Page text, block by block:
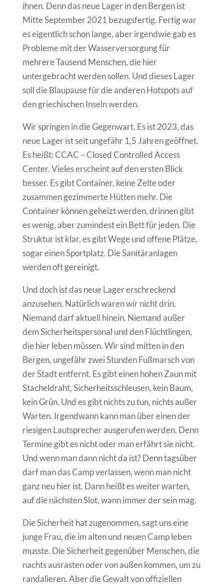
ihnen. Denn das neue Lager in den Bergen ist
Mitte September 2021 bezugsfertig. Fertig war
es eigentlich schon lange, aber irgendwie gab es
Probleme mit der Wasserversorgung für
mehrere Tausend Menschen, die hier
untergebracht werden sollen. Und dieses Lager
soll die Blaupause für die anderen Hotspots auf
den griechischen Inseln werden.
Wir springen in die Gegenwart. Es ist 2023, das
neue Lager ist seit ungefähr 1,5 Jahren geöffnet.
Es heißt: CCAC – Closed Controlled Access
Center. Vieles erscheint auf den ersten Blick
besser. Es gibt Container, keine Zelte oder
zusammen gezimmerte Hütten mehr. Die
Container können geheizt werden, drinnen gibt
es wenig, aber zumindest ein Bett für jeden. Die
Struktur ist klar, es gibt Wege und offene Plätze,
sogar einen Sportplatz. Die Sanitäranlagen
werden oft gereinigt.
Und doch ist das neue Lager erschreckend
anzusehen. Natürlich waren wir nicht drin.
Niemand darf aktuell hinein. Niemand außer
dem Sicherheitspersonal und den Flüchtlingen,
die hier leben müssen. Wir sind mitten in den
Bergen, ungefähr zwei Stunden Fußmarsch von
der Stadt entfernt. Es gibt einen hohen Zaun mit
Stacheldraht, Sicherheitsschleusen, kein Baum,
kein Grün. Und es gibt nichts zu tun, nichts außer
Warten. Irgendwann kann man über einen der
riesigen Lautsprecher ausgerufen werden. Denn
Termine gibt es nicht oder man erfährt sie nicht.
Und wenn man dann nicht da ist? Denn tagsüber
darf man das Camp verlassen, wenn man nicht
ganz neu hier ist. Dann heißt es weiter warten,
auf die nächsten Slot, wann immer der sein mag.
Die Sicherheit hat zugenommen, sagt uns eine
junge Frau, die im alten und neuen Camp leben
musste. Die Sicherheit gegenüber Menschen, die
nachts ausrasten oder von außen kommen, um zu
randalieren. Aber die Gewalt von offiziellen